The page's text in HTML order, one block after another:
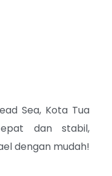
Sea, Kota Tua
dan stabil,
dengan mudah!